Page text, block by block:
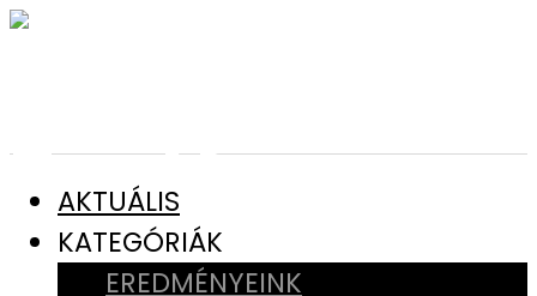
AKTUÁLIS
KATEGÓRIÁK
EREDMÉNYEINK